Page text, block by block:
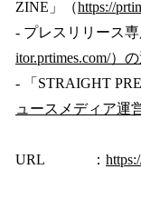
ZINE」（https://
- プレスリリース
itor.prtimes.com/）
- 「STRAIGHT
ュースメディア運
URL ：